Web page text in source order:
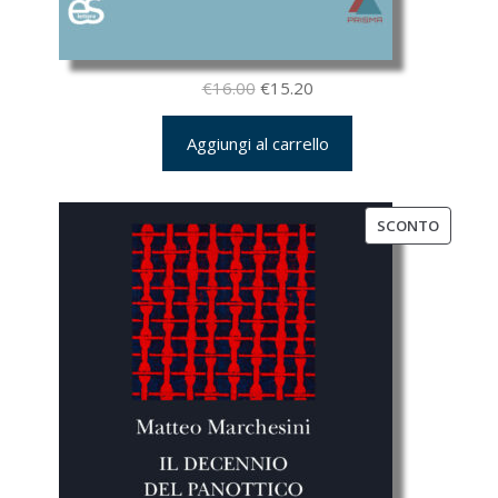
€16.00 Il
prezzo
originale
era:
€16.00.
€15.20Il
prezzo
attuale
è:
€15.20.
Aggiungi al carrello
SCONTO